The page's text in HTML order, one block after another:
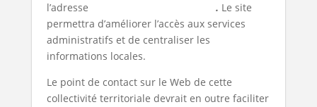
l’adresse
. Le site
permettra d’améliorer l’accès aux services
administratifs et de centraliser les
informations locales.
Le point de contact sur le Web de cette
collectivité territoriale devrait en outre faciliter